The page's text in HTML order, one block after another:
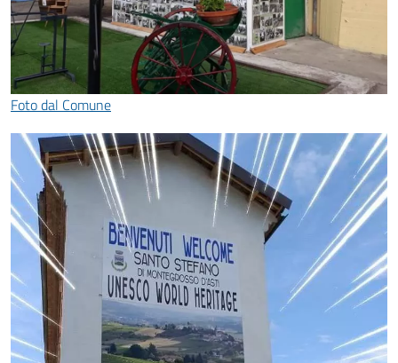
Foto dal Comune